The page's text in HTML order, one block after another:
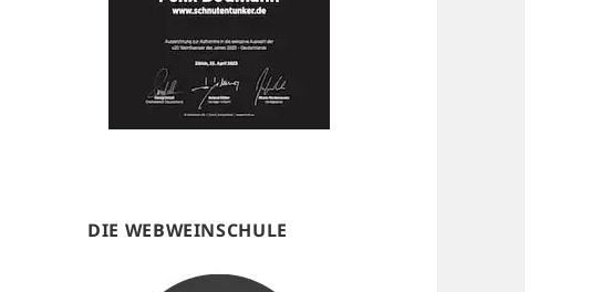
DIE WEBWEINSCHULE